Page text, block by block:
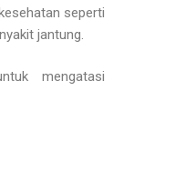
seperti
jantung.
mengatasi